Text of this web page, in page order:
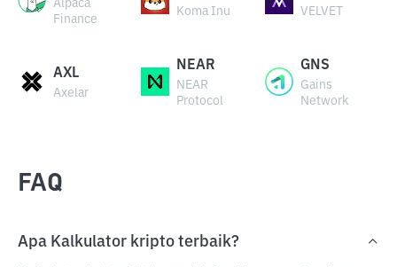
Alpaca
Finance
Koma Inu VELVET
AXL
Axelar
NEAR
NEAR
Protocol
GNS
Gains
Network
FAQ
Apa Kalkulator kripto terbaik?